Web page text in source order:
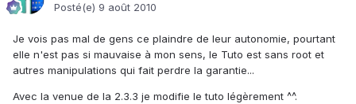
Posté(e) 9 août 2010
Je vois pas mal de gens ce plaindre de leur autonomie, pourtant
elle n'est pas si mauvaise à mon sens, le Tuto est sans root et
autres manipulations qui fait perdre la garantie...
Avec la venue de la 2.3.3 je modifie le tuto légèrement ^^.